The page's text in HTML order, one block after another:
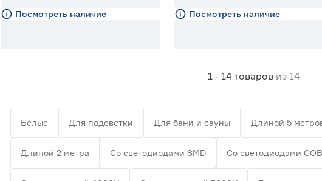
Посмотреть наличие Посмотреть наличие
1 - 14 товаров из 14
Белые Для подсветки Для бани и сауны Длиной 5
Длиной 2 метра Со светодиодами SMD Со светодиодами СОВ